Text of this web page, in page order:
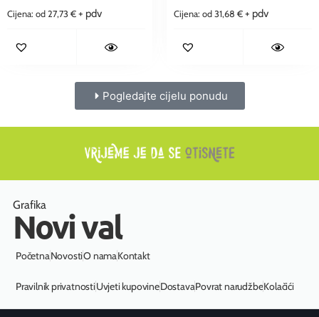
Cijena: od 27,73 € + pdv Cijena: od 31,68 € + pdv
Pogledajte cijelu ponudu
Grafika
Novi val
PočetnaNovostiO namaKontakt
Pravilnik privatnostiUvjeti kupovineDostavaPovrat narudžbeKolačići